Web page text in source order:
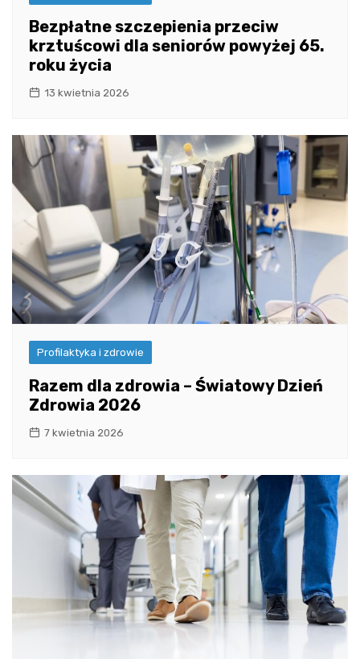
Bezpłatne szczepienia przeciw
krztuścowi dla seniorów powyżej 65.
roku życia
13 kwietnia 2026
Profilaktyka i zdrowie
Razem dla zdrowia – Światowy Dzień
Zdrowia 2026
7 kwietnia 2026